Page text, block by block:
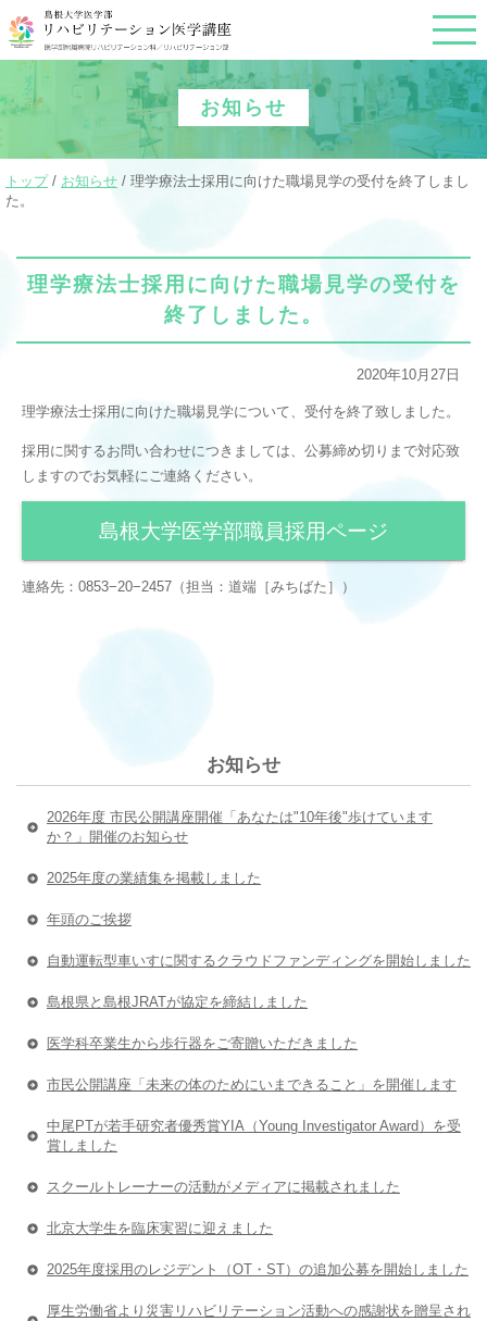
このページの本文へ
お知らせ
現
在
置：
トップ/ お知らせ / 理学療法士採用に向けた職場見学の受付を終了しまし
た。
理学療法士採用に向けた職場見学の受付を
終了しました。
2020年10月27日
理学療法士採用に向けた職場見学について、受付を終了致しました。
採用に関するお問い合わせにつきましては、公募締め切りまで対応致
しますのでお気軽にご連絡ください。
島根大学医学部職員採用ページ
連絡先：0853−20−2457（担当：道端［みちばた］）
お知らせ
2026年度 市民公開講座開催「あなたは"10年後"歩けています
か？」開催のお知らせ
2025年度の業績集を掲載しました
年頭のご挨拶
自動運転型車いすに関するクラウドファンディングを開始しました
島根県と島根JRATが協定を締結しました
医学科卒業生から歩行器をご寄贈いただきました
市民公開講座「未来の体のためにいまできること」を開催します
中尾PTが若手研究者優秀賞YIA（Young Investigator Award）を受
賞しました
スクールトレーナーの活動がメディアに掲載されました
北京大学生を臨床実習に迎えました
2025年度採用のレジデント（OT・ST）の追加公募を開始しました
厚生労働省より災害リハビリテーション活動への感謝状を贈呈され